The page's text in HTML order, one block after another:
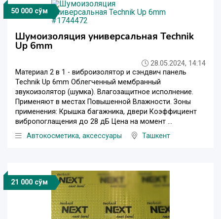
50 000 сўм
Шумоизоляция универсальная Technik
Up 6mm
28.05.2024, 14:14
Материал 2 в 1 - виброизолятор и сэндвич панель
Technik Up 6mm Облегченный мембранный
звукоизолятор (шумка). Влагозащитное исполнение.
Применяют в местах Повышенной Влажности. Зоны
применения: Крышка багажника, двери Коэффициент
вибропоглащения до 28 дБ Цена на момент ...
Автокосметика, аксессуары
Ташкент
21 000 сўм